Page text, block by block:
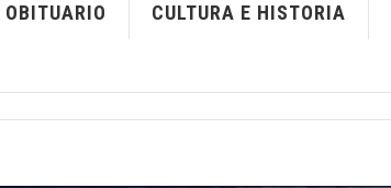
OBITUARIO CULTURA E HISTORIA